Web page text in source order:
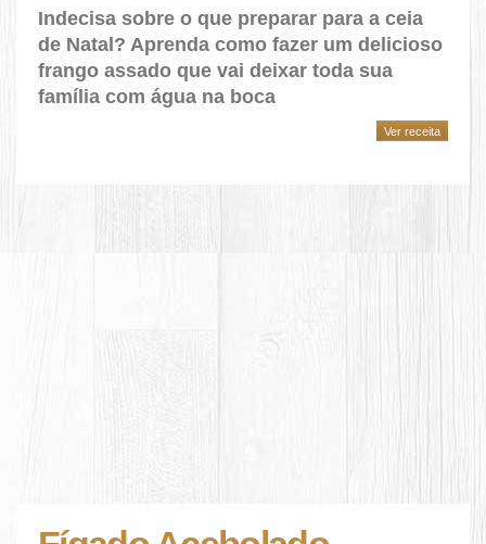
Indecisa sobre o que preparar para a ceia
de Natal? Aprenda como fazer um delicioso
frango assado que vai deixar toda sua
família com água na boca
Ver receita